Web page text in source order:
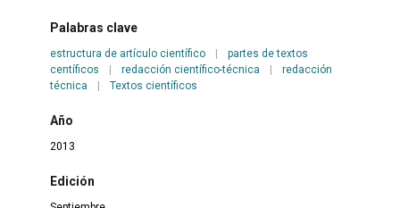
Palabras clave
estructura de artículo científico |
partes de textos
centíficos
| redacción científico-técnica |
redacción
técnica
| Textos científicos
Año
2013
Edición